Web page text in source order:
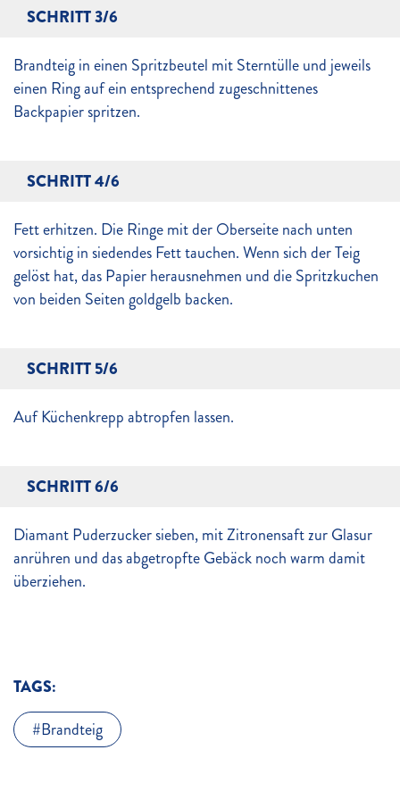
SCHRITT 3/6
Brandteig in einen Spritzbeutel mit Sterntülle und jeweils
einen Ring auf ein entsprechend zugeschnittenes
Backpapier spritzen.
SCHRITT 4/6
Fett erhitzen. Die Ringe mit der Oberseite nach unten
vorsichtig in siedendes Fett tauchen. Wenn sich der Teig
gelöst hat, das Papier herausnehmen und die Spritzkuchen
von beiden Seiten goldgelb backen.
SCHRITT 5/6
Auf Küchenkrepp abtropfen lassen.
SCHRITT 6/6
Diamant Puderzucker sieben, mit Zitronensaft zur Glasur
anrühren und das abgetropfte Gebäck noch warm damit
überziehen.
TAGS:
Brandteig